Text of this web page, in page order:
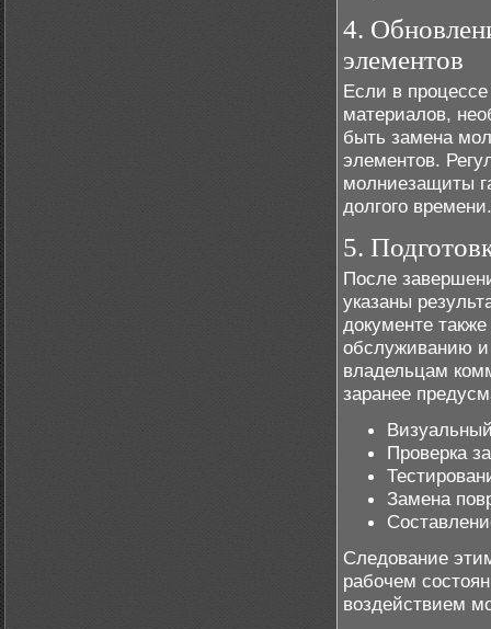
4.
элементов
Если в
материалов,
быть замена
элементов.
молниезащиты
долгого времени.
5.
После
указаны
документе
обслуживанию
владельцам
заранее
Проверка
Замена
Следование
рабочем
воздействием